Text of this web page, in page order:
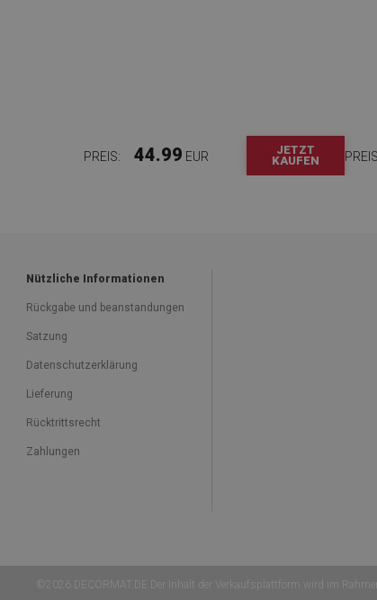
PREIS: 44.99 EUR
JETZT
KAUFEN
Nützliche Informationen
Rückgabe und beanstandungen
Satzung
Datenschutzerklärung
Lieferung
Rücktrittsrecht
Zahlungen
©2026 DECORMAT.DE Der Inhalt der Verkaufsplattform wird im